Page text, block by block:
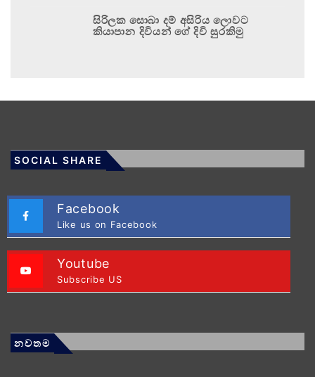
සිරිලක සොබා දම් අසිරිය ලොවට
කියාපාන දිවියන් ගේ දිවි සුරකිමු
SOCIAL SHARE
Facebook
Like us on Facebook
Youtube
Subscribe US
නවතම